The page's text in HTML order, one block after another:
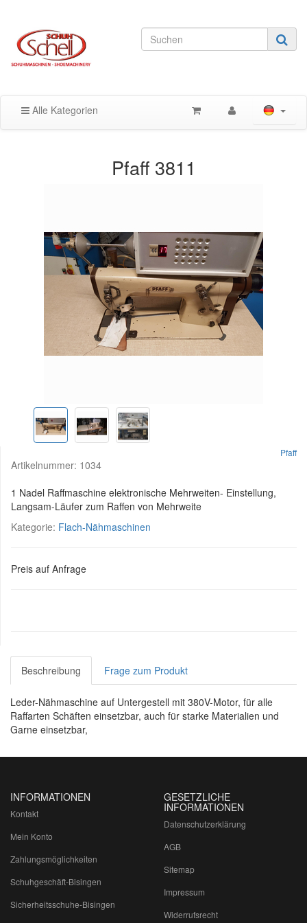
Alle Kategorien
Pfaff 3811
Pfaff
Artikelnummer: 1034
1 Nadel Raffmaschine elektronische Mehrweiten- Einstellung,
Langsam-Läufer zum Raffen von Mehrweite
Kategorie: Flach-Nähmaschinen
Preis auf Anfrage
Beschreibung Frage zum Produkt
Leder-Nähmaschine auf Untergestell mit 380V-Motor, für alle
Raffarten Schäften einsetzbar, auch für starke Materialien und
Garne einsetzbar,
INFORMATIONEN
Kontakt
Mein Konto
Zahlungsmöglichkeiten
Schuhgeschäft-Bisingen
Sicherheitsschuhe-Bisingen
GESETZLICHE
INFORMATIONEN
Datenschutzerklärung
AGB
Sitemap
Impressum
Widerrufsrecht